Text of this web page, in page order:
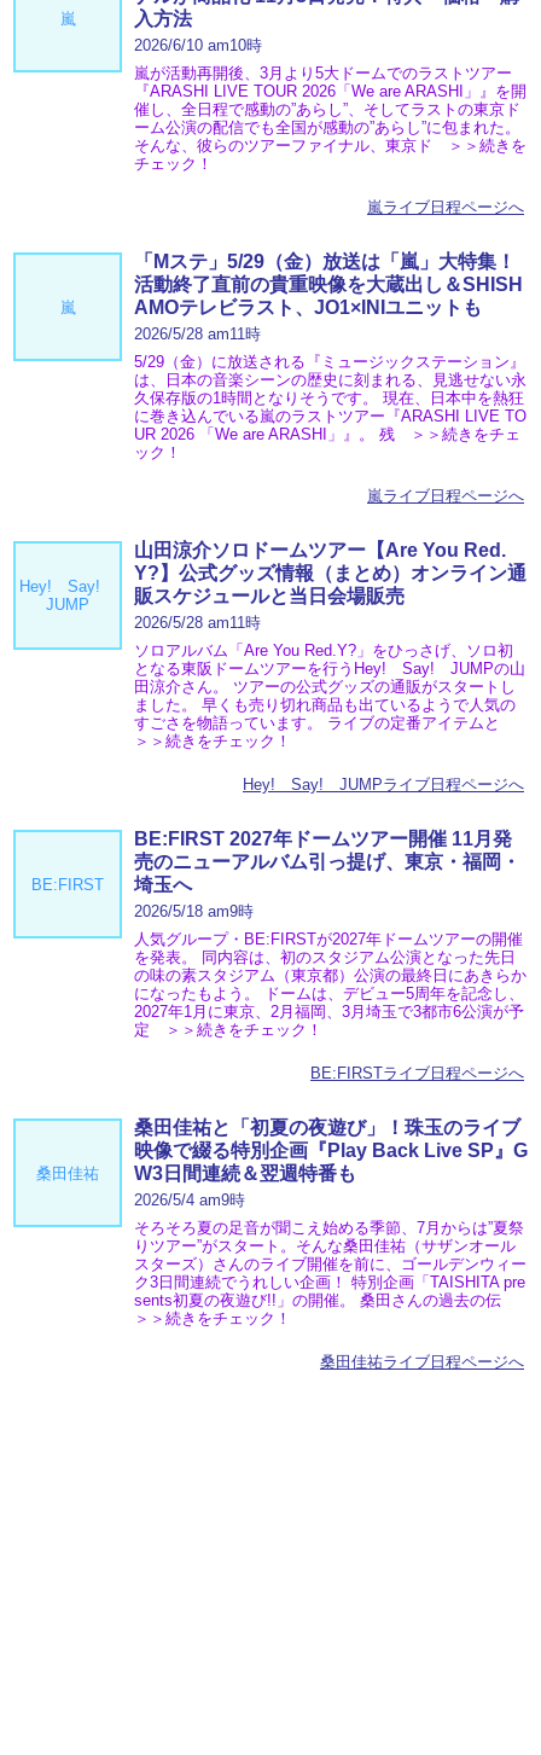
嵐
入方法
2026/6/10 am10時
嵐が活動再開後、3月より5大ドームでのラストツアー
『ARASHI LIVE TOUR 2026「We are ARASHI」』を開
催し、全日程で感動の”あらし”、そしてラストの東京ド
ーム公演の配信でも全国が感動の”あらし”に包まれた。
そんな、彼らのツアーファイナル、東京ド ＞＞続きを
チェック！
嵐ライブ日程ページへ
嵐
「Mステ」5/29（金）放送は「嵐」大特集！
活動終了直前の貴重映像を大蔵出し＆SHISH
AMOテレビラスト、JO1×INIユニットも
2026/5/28 am11時
5/29（金）に放送される『ミュージックステーション』
は、日本の音楽シーンの歴史に刻まれる、見逃せない永
久保存版の1時間となりそうです。 現在、日本中を熱狂
に巻き込んでいる嵐のラストツアー『ARASHI LIVE TO
UR 2026 「We are ARASHI」』。 残 ＞＞続きをチェ
ック！
嵐ライブ日程ページへ
Hey! Say!
JUMP
山田涼介ソロドームツアー【Are You Red.
Y?】公式グッズ情報（まとめ）オンライン通
販スケジュールと当日会場販売
2026/5/28 am11時
ソロアルバム「Are You Red.Y?」をひっさげ、ソロ初
となる東阪ドームツアーを行うHey! Say! JUMPの山
田涼介さん。 ツアーの公式グッズの通販がスタートし
ました。 早くも売り切れ商品も出ているようで人気の
すごさを物語っています。 ライブの定番アイテムと
＞＞続きをチェック！
Hey! Say! JUMPライブ日程ページへ
BE:FIRST
BE:FIRST 2027年ドームツアー開催 11月発
売のニューアルバム引っ提げ、東京・福岡・
埼玉へ
2026/5/18 am9時
人気グループ・BE:FIRSTが2027年ドームツアーの開催
を発表。 同内容は、初のスタジアム公演となった先日
の味の素スタジアム（東京都）公演の最終日にあきらか
になったもよう。 ドームは、デビュー5周年を記念し、
2027年1月に東京、2月福岡、3月埼玉で3都市6公演が予
定 ＞＞続きをチェック！
BE:FIRSTライブ日程ページへ
桑田佳祐
桑田佳祐と「初夏の夜遊び」！珠玉のライブ
映像で綴る特別企画『Play Back Live SP』G
W3日間連続＆翌週特番も
2026/5/4 am9時
そろそろ夏の足音が聞こえ始める季節、7月からは”夏祭
りツアー”がスタート。そんな桑田佳祐（サザンオール
スターズ）さんのライブ開催を前に、ゴールデンウィー
ク3日間連続でうれしい企画！ 特別企画「TAISHITA pre
sents初夏の夜遊び!!」の開催。 桑田さんの過去の伝
＞＞続きをチェック！
桑田佳祐ライブ日程ページへ